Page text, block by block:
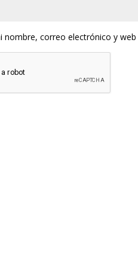
nombre, correo electrónico y